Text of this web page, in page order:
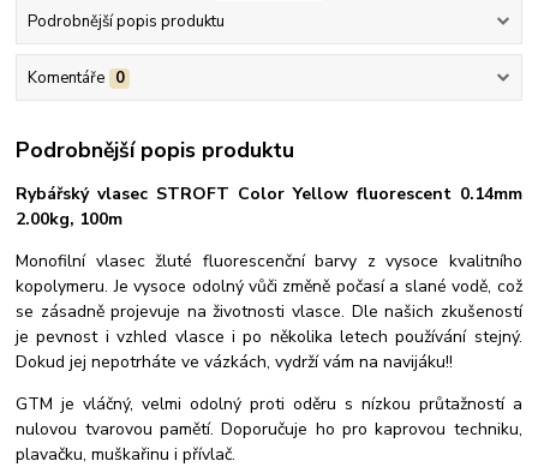
Podrobnější popis produktu
Komentáře 0
Podrobnější popis produktu
Rybářský vlasec STROFT Color Yellow fluorescent 0.14mm
2.00kg, 100m
Monofilní vlasec žluté fluorescenční barvy z vysoce kvalitního
kopolymeru. Je vysoce odolný vůči změně počasí a slané vodě, což
se zásadně projevuje na životnosti vlasce. Dle našich zkušeností
je pevnost i vzhled vlasce i po několika letech používání stejný.
Dokud jej nepotrháte ve vázkách, vydrží vám na navijáku!!
GTM je vláčný, velmi odolný proti oděru s nízkou průtažností a
nulovou tvarovou pamětí.Doporučuje ho pro kaprovou techniku,
plavačku, muškařinu i přívlač.